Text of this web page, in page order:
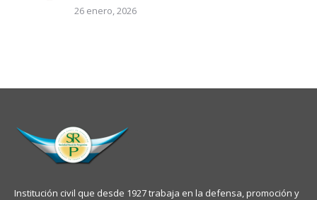
26 enero, 2026
Institución civil que desde 1927 trabaja en la defensa, promoción y